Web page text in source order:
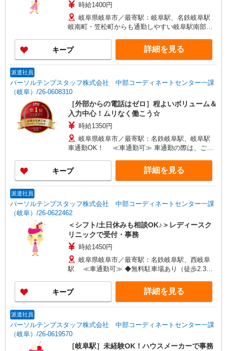
時給1400円
岐阜県岐阜市／最寄駅：岐阜駅、名鉄岐阜駅
岐南町・笠松町からも通勤しやすい岐阜駅南部エ
キープ 詳細を見る
派遣社員
パーソルテンプスタッフ株式会社 中部コーディネートセンター一課
（岐阜）/26-0608310
［外部からの電話はゼロ］程よいボリューム＆
入力中心！ムリなく働こう☆
時給1350円
岐阜県岐阜市／最寄駅：名鉄岐阜駅、岐阜駅
車通勤OK！ ≪車通勤可≫ 車通勤の際は、ご自
キープ 詳細を見る
派遣社員
パーソルテンプスタッフ株式会社 中部コーディネートセンター一課
（岐阜）/26-0622462
＜シフト/土日休みも相談OK♪＞レディースク
リニックで受付・事務
時給1450円
岐阜県岐阜市／最寄駅：名鉄岐阜駅、西岐阜
駅 ≪車通勤可≫ ◆無料駐車場あり（徒歩2.3
キープ 詳細を見る
派遣社員
パーソルテンプスタッフ株式会社 中部コーディネートセンター一課
（岐阜）/26-0619570
［岐阜駅］未経験OK！ハウスメーカーで事務